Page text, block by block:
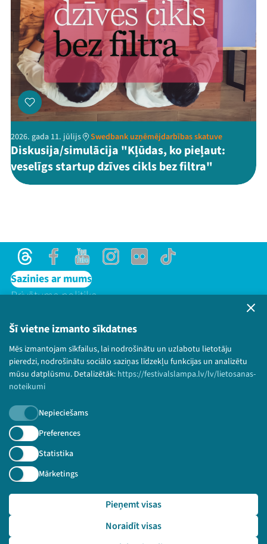
Šī vietne izmanto sīkdatnes
Mēs izmantojam sīkfailus, lai nodrošinātu un uzlabotu lietotāju
pieredzi, nodrošinātu sociālo saziņas līdzekļu funkcijas un analizētu
mūsu datplūsmu. Detalizētāk: https://festivalslampa.lv/lv/lietosanas-
noteikumi
Nepieciešams
Preferences
Statistika
Mārketings
Noraidīt visas
Pieņemt visas
2026. gada 11. jūlijs Swedbank uzņēmējdarbības skatuve
Diskusija/simulācija "Kļūdas, ko pieļaut:
veselīgs startup dzīves cikls bez filtra"
ThreadsFacebookYoutubeInstagram
Flick TikTok
Sazinies ar mums
Privātuma politika
Bērnu aizsardzības politika
© 2026 Sarunu festivāls LAMPA Visas tiesības
paturētas.
Piesakies jaunumiem!
Nepalaid garām aktuālāko informāciju!
🔗 https://festivalslampa.lv/lv/video-arhivs/2409?sp
eaker=Inga%20B%C4%93rzi%C5%86a&speaker_id=6110